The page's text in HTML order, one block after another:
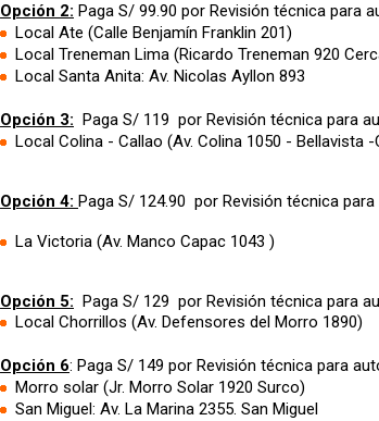
Opción 2: Paga S/ 99.90 por Revisión técnica para
Local Ate (Calle Benjamín Franklin 201)
Local Treneman Lima (Ricardo Treneman 920
Local Santa Anita: Av. Nicolas Ayllon 893
Opción 3: Paga S/ 119 por Revisión técnica para
Local Colina - Callao (Av. Colina 1050 - Bellavista
Opción 4: Paga S/ 124.90 por Revisión técnica para
La Victoria (Av. Manco Capac 1043 )
Opción 5: Paga S/ 129 por Revisión técnica para
Local Chorrillos (Av. Defensores del Morro 1890)
Opción 6: Paga S/ 149 por Revisión técnica para
Morro solar (Jr. Morro Solar 1920 Surco)
San Miguel: Av. La Marina 2355. San Miguel